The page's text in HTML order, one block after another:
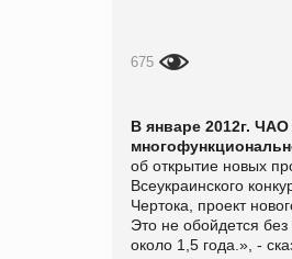
675
В январе 2012г.
об открытие новых
Всеукраинского
Чертока, проект
Это не обойдется
около 1,5 года.», -